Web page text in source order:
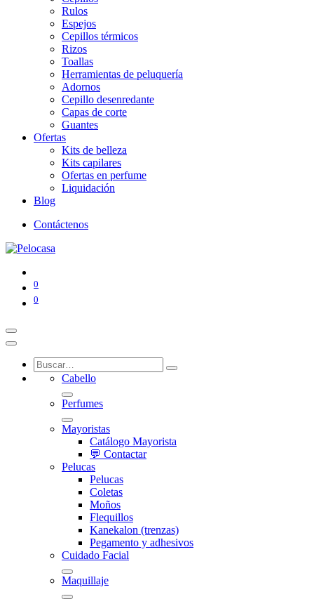
Rulos
Espejos
Cepillos térmicos
Rizos
Toallas
Herramientas de peluquería
Adornos
Cepillo desenredante
Capas de corte
Guantes
Ofertas
Kits de belleza
Kits capilares
Ofertas en perfume
Liquidación
Blog
Contáctenos
0
0
Cabello
Perfumes
Mayoristas
Catálogo Mayorista
💬 Contactar
Pelucas
Pelucas
Coletas
Moños
Flequillos
Kanekalon (trenzas)
Pegamento y adhesivos
Cuidado Facial
Maquillaje